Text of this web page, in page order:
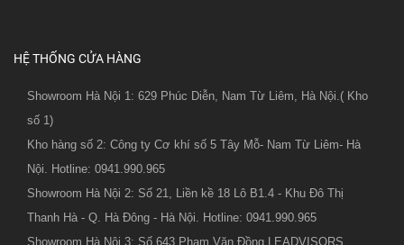
HỆ THỐNG CỬA HÀNG
Showroom Hà Nội 1: 629 Phúc Diễn, Nam Từ Liêm, Hà Nội.( Kho
số 1)
Kho hàng số 2: Công ty Cơ khí số 5 Tây Mỗ- Nam Từ Liêm- Hà
Nội. Hotline: 0941.990.965
Showroom Hà Nội 2: Số 21, Liền kề 18 Lô B1.4 - Khu Đô Thị
Thanh Hà - Q. Hà Đông - Hà Nội. Hotline: 0941.990.965
Showroom Hà Nội 3: Số 643 Phạm Văn Đồng LEADVISORS